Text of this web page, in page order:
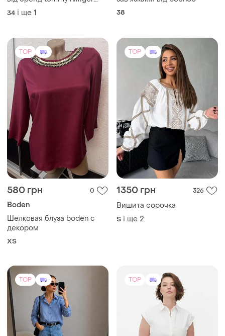
довершить любий образ.
34 і ще 1 38
TOP
580 грн 0
Boden
Шелковая блуза boden с
декором
ХS
TOP
1350 грн 326
Вишита сорочка
S і ще 2
TOP TOP